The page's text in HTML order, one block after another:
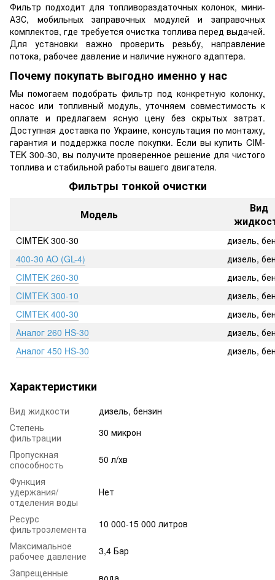
Фильтр подходит для топливораздаточных колонок, мини-
АЗС, мобильных заправочных модулей и заправочных
комплектов, где требуется очистка топлива перед выдачей.
Для установки важно проверить резьбу, направление
потока, рабочее давление и наличие нужного адаптера.
Почему покупать выгодно именно у нас
Мы помогаем подобрать фильтр под конкретную колонку,
насос или топливный модуль, уточняем совместимость к
оплате и предлагаем ясную цену без скрытых затрат.
Доступная доставка по Украине, консультация по монтажу,
гарантия и поддержка после покупки. Если вы купить CIM-
TEK 300-30, вы получите проверенное решение для чистого
топлива и стабильной работы вашего двигателя.
Фильтры тонкой очистки
Модель
Вид
CIMTEK 300-30
дизель,
400-30 AO (GL-4)
дизель,
CIMTEK 260-30
дизель,
CIMTEK 300-10
дизель,
CIMTEK 400-30
дизель,
Аналог 260 HS-30
дизель,
Аналог 450 HS-30
дизель,
Характеристики
Вид жидкости
дизель, бензин
Степень
фильтрации
30 микрон
Пропускная
способность
50 л/хв
Функция
удержания/
отделения воды
Нет
Ресурс
фильтроэлемента
10 000-15 000 литров
Максимальное
рабочее давление
3,4 Бар
Запрещенные
вода